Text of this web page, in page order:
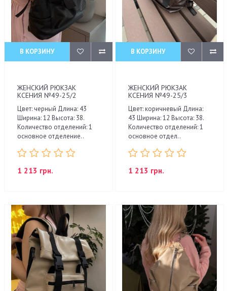
В КОРЗИНУ
ЖЕНСКИЙ РЮКЗАК
КСЕНИЯ №49-25/2
Цвет: черный Длина: 43
Ширина: 12 Высота: 38.
Количество отделений: 1
основное отделение..
1 213 грн.
В КОРЗИНУ
ЖЕНСКИЙ РЮКЗАК
КСЕНИЯ №49-25/3
Цвет: коричневый Длина:
43 Ширина: 12 Высота: 38.
Количество отделений: 1
основное отдел..
1 213 грн.